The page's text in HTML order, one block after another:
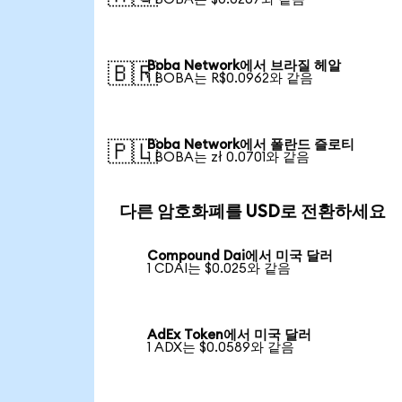
🇧🇷Boba Network에서 브라질 헤알
1 BOBA는 R$0.0962와 같음
🇵🇱Boba Network에서 폴란드 즐로티
1 BOBA는 zł 0.0701와 같음
다른 암호화폐를 USD로 전환하세요
Compound Dai에서 미국 달러
1 CDAI는 $0.025와 같음
AdEx Token에서 미국 달러
1 ADX는 $0.0589와 같음